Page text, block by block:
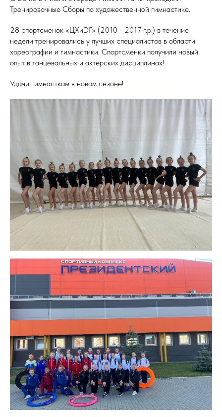
Тренировочные Сборы по художественной гимнастике.
28 спортсменок «ЦХиЭГ» (2010 - 2017 г.р.) в течение
недели тренировались у лучших специалистов в области
хореографии и гимнастики. Спортсменки получили новый
опыт в танцевальных и актерских дисциплинах!
Удачи гимнасткам в новом сезоне!